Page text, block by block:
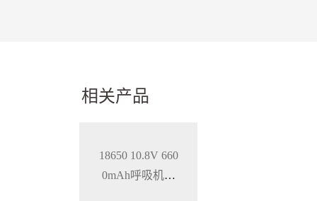
相关产品
18650 10.8V 660
0mAh呼吸机智